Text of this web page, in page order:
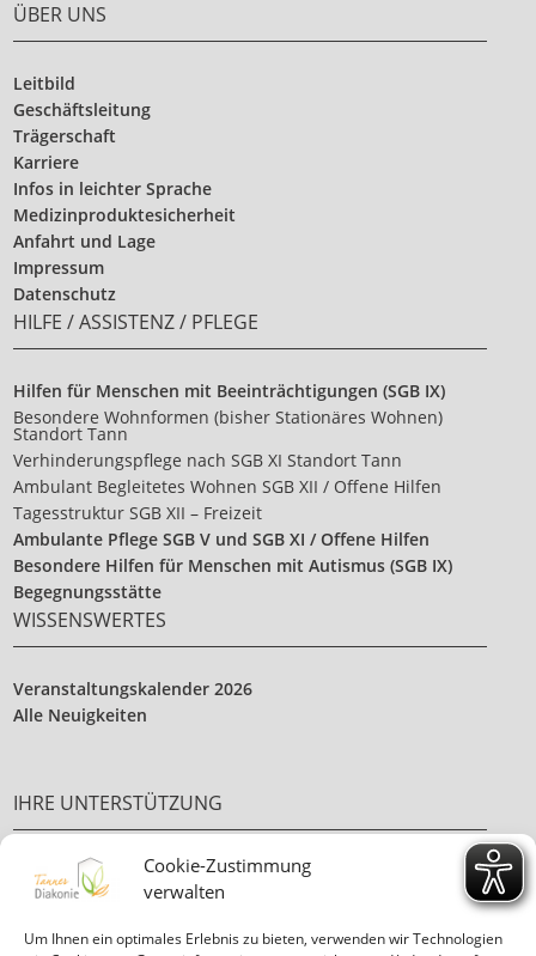
Cookie-Zustimmung
verwalten
Um Ihnen ein optimales Erlebnis zu bieten, verwenden wir Technologien
ÜBER UNS
Leitbild
Geschäftsleitung
Trägerschaft
Karriere
Infos in leichter Sprache
Medizinproduktesicherheit
Anfahrt und Lage
Impressum
Datenschutz
HILFE / ASSISTENZ / PFLEGE
Hilfen für Menschen mit Beeinträchtigungen (SGB IX)
Besondere Wohnformen (bisher Stationäres Wohnen)
Standort Tann
Verhinderungspflege nach SGB XI Standort Tann
Ambulant Begleitetes Wohnen SGB XII / Offene Hilfen
Tagesstruktur SGB XII – Freizeit
Ambulante Pflege SGB V und SGB XI / Offene Hilfen
Besondere Hilfen für Menschen mit Autismus (SGB IX)
Begegnungsstätte
WISSENSWERTES
Veranstaltungskalender 2026
Alle Neuigkeiten
IHRE UNTERSTÜTZUNG
Ehrenamt
Ihre Spende